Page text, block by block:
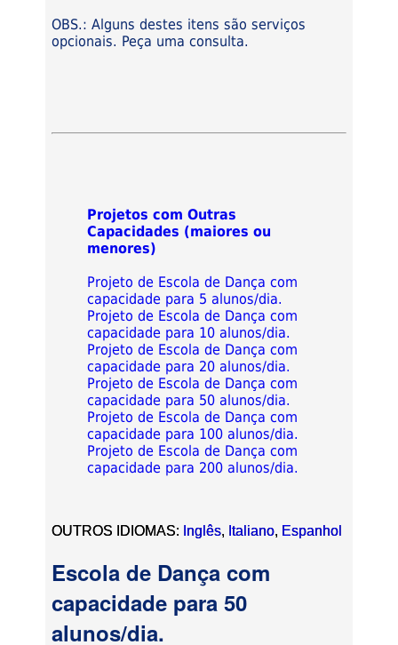
OBS.: Alguns destes itens são serviços
opcionais. Peça uma consulta.
Projetos com Outras
Capacidades (maiores ou
menores)
Projeto de Escola de Dança com
capacidade para 5 alunos/dia.
Projeto de Escola de Dança com
capacidade para 10 alunos/dia.
Projeto de Escola de Dança com
capacidade para 20 alunos/dia.
Projeto de Escola de Dança com
capacidade para 50 alunos/dia.
Projeto de Escola de Dança com
capacidade para 100 alunos/dia.
Projeto de Escola de Dança com
capacidade para 200 alunos/dia.
OUTROS IDIOMAS: Inglês, Italiano, Espanhol
Escola de Dança com
capacidade para 50
alunos/dia.